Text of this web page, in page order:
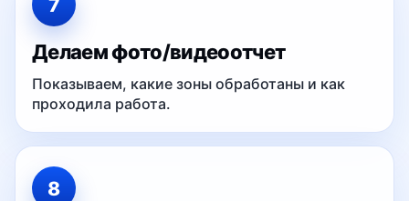
7
Делаем фото/видеоотчет
Показываем, какие зоны обработаны и как
проходила работа.
8